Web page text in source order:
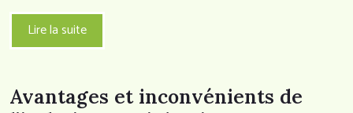
Lire la suite
Avantages et inconvénients de